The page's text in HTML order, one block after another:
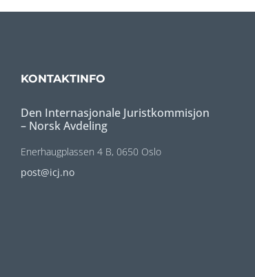
KONTAKTINFO
Den Internasjonale Juristkommisjon
– Norsk Avdeling
Enerhaugplassen 4 B, 0650 Oslo
post@icj.no